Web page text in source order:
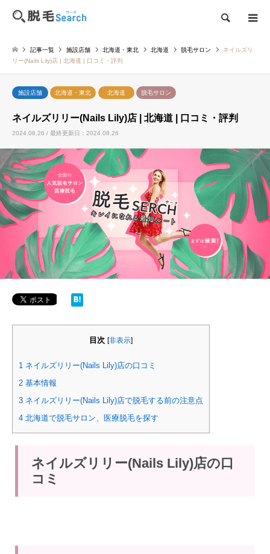
検索
記事一覧 施設店舗 北海道・東北 北海道 脱毛サロン
ネイルズリ
リー(Nails Lily)店 | 北海道 | 口コミ・評判
施設店舗 北海道・東北 北海道 脱毛サロン
ネイルズリリー(Nails Lily)店 | 北海道 | 口コミ・評判
2024.08.26 / 最終更新日：2024.08.26
目次 [非表示]
1 ネイルズリリー(Nails Lily)店の口コミ
2 基本情報
3 ネイルズリリー(Nails Lily)店で脱毛する前の注意点
4 北海道で脱毛サロン、医療脱毛を探す
ネイルズリリー(Nails Lily)店の口
コミ